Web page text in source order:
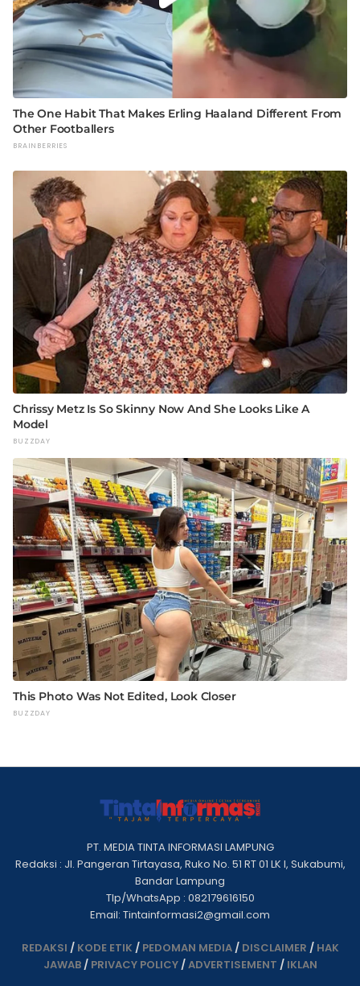
PT. MEDIA TINTA INFORMASI LAMPUNG
Redaksi : Jl. Pangeran Tirtayasa, Ruko No. 51 RT 01 LK I, Sukabumi,
Bandar Lampung
Tlp/WhatsApp : 082179616150
Email: Tintainformasi2@gmail.com
REDAKSI / KODE ETIK / PEDOMAN MEDIA/ DISCLAIMER / HAK
JAWAB/ PRIVACY POLICY/ADVERTISEMENT / IKLAN